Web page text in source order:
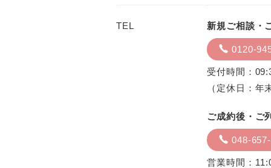
TEL 新規ご相談・
0120-
受付時間：
（定休日：年
ご成約後・ご
048-
営業時間：